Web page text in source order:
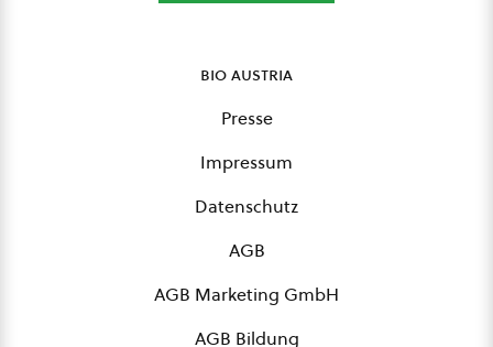
bio austria
Presse
Impressum
Datenschutz
AGB
AGB Marketing GmbH
AGB Bildung